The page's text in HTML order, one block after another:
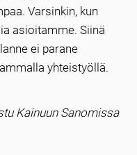
Varsinkin, kun
asioitamme. Siinä
ei parane
yhteistyöllä.
Kainuun Sanomissa